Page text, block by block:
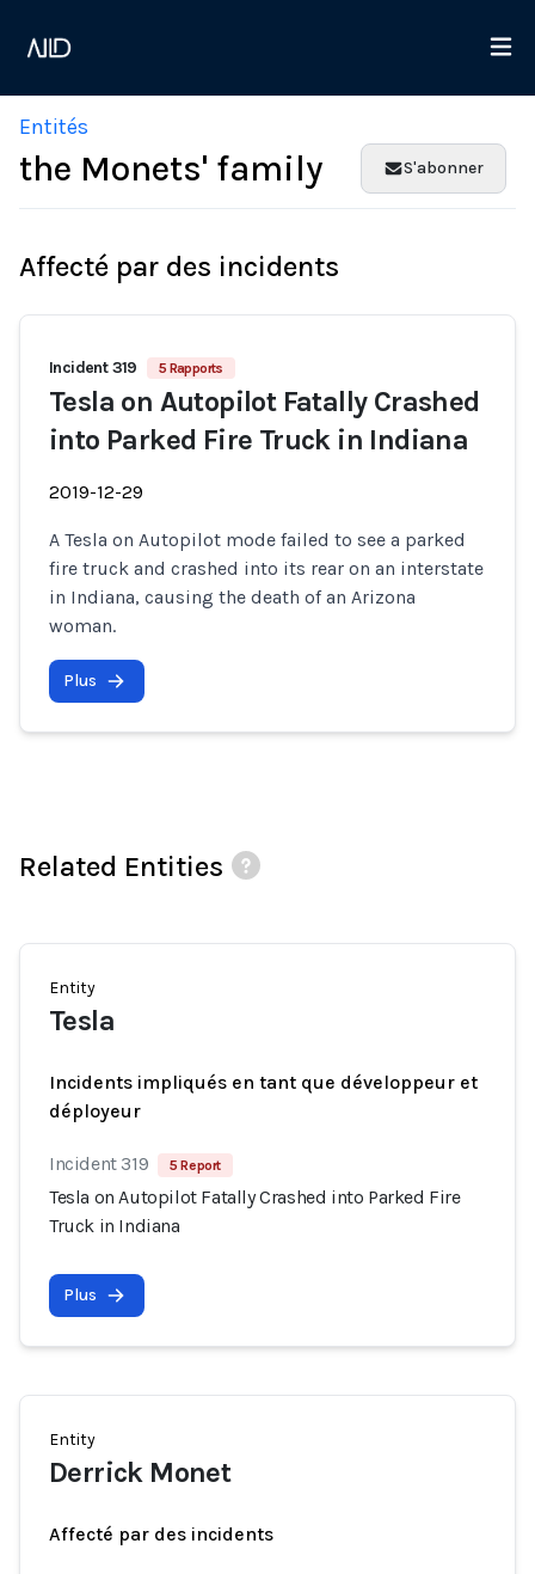
Entités
the Monets' family S'abonner
Affecté par des incidents
Incident 319 5 Rapports
Tesla on Autopilot Fatally Crashed
into Parked Fire Truck in Indiana
2019-12-29
A Tesla on Autopilot mode failed to see a parked
fire truck and crashed into its rear on an interstate
in Indiana, causing the death of an Arizona
woman.
Plus
Related Entities
Entity
Tesla
Incidents impliqués en tant que développeur et
déployeur
Incident 319 5 Report
Tesla on Autopilot Fatally Crashed into Parked Fire
Truck in Indiana
Plus
Entity
Derrick Monet
Affecté par des incidents